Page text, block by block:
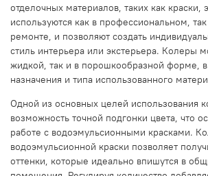
отделочных материалов, таких как
используются как в профессиональном,
ремонте, и позволяют создать
стиль интерьера или экстерьера. Колеры
жидкой, так и в порошкообразной форме, в
назначения и типа использованного
Одной из основных целей использования
возможность точной подгонки цвета, что
работе с водоэмульсионными красками.
водоэмульсионной краски позволяет
оттенки, которые идеально впишутся в